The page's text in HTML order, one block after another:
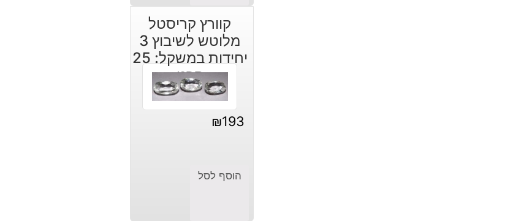
היה:
₪190.
הוא:
₪160.
קוורץ קריסטל
מלוטש לשיבוץ 3
יחידות במשקל: 25
קרט
₪193
הוסף לסל